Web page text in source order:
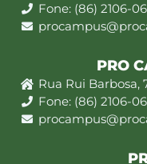
Fone: (86) 2106-
PRO
Rua Rui Barbosa,
Fone: (86) 2106-